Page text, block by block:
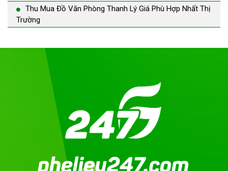
Thu Mua Đồ Văn Phòng Thanh Lý Giá Phù Hợp Nhất Thị
Trường